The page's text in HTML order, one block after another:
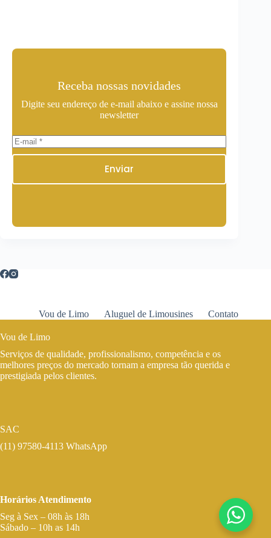
Receba nossas novidades
Digite seu endereço de e-mail abaixo e assine nossa
newsletter
Enviar
Vou de Limo Aluguel de Limousines Contato
Vou de Limo
Serviços de qualidade, profissionalismo, competência e os
melhores preços do mercado tornam a empresa tão querida e
prestigiada pelos clientes.
SAC
(11) 97580-4113 WhatsApp
Horários Atendimento
Seg à Sex – 08h às 18h
Sábado – 10h as 14h